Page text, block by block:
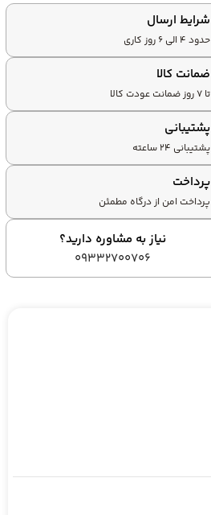
شرایط ارسال
حدود 4 الی 6 روز کاری
ضمانت کالا
تا ۷ روز ضمانت عودت کالا
پشتیبانی
پشتیبانی ۲۴ ساعته
پرداخت
پرداخت امن از درگاه مطمئن
نیاز به مشاوره دارید؟
09332700706